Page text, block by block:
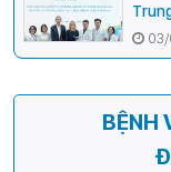
cho
BỆNH